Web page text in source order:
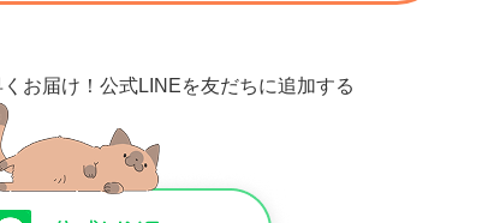
お届け！ 公式LINEを友だちに追加する